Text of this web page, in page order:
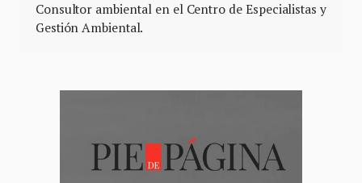
Consultor ambiental en el Centro de Especialistas y
Gestión Ambiental.